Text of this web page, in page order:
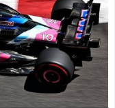
Výsledky F1
Týmy a jezdci F1
Okruhy F1